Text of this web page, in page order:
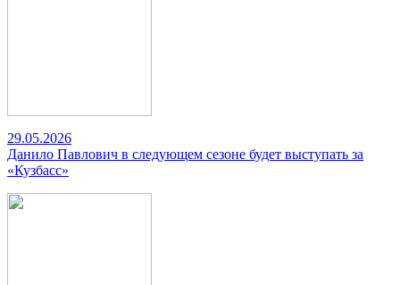
29.05.2026
Данило Павлович в следующем сезоне будет выступать за
«Кузбасс»